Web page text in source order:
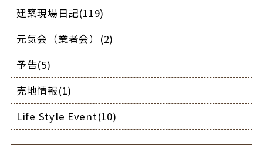
建築現場日記(119)
元気会（業者会）(2)
予告(5)
売地情報(1)
Life Style Event(10)